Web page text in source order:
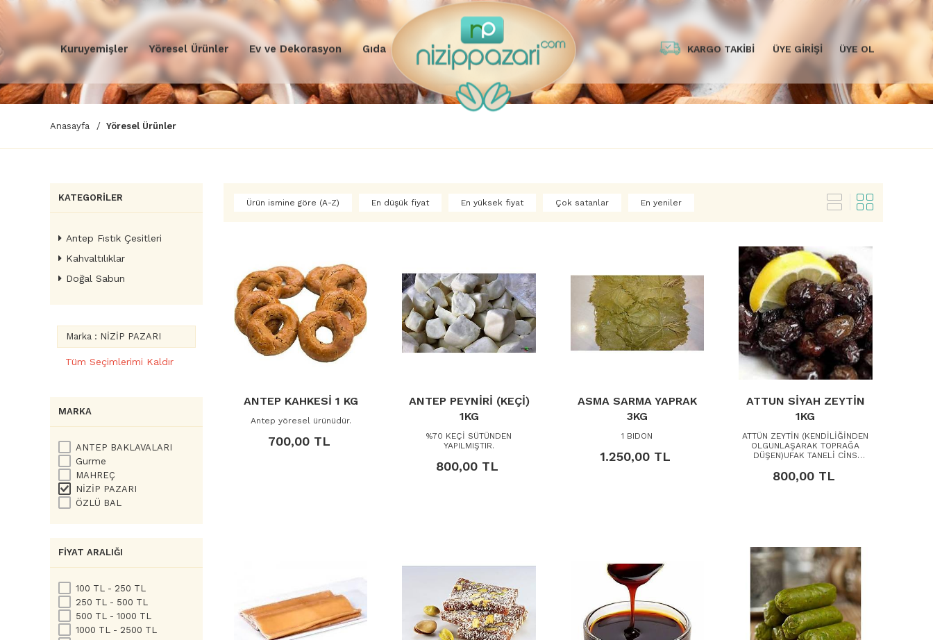
Kuruyemişler Yöresel Ürünler Ev ve Dekorasyon Gıda KARGO TAKİBİ ÜYE GİRİŞİ ÜYE OL
Anasayfa Yöresel Ürünler
KATEGORILER
Antep Fıstık Çesitleri
Kahvaltılıklar
Doğal Sabun
Marka : NİZİP PAZARI
Tüm Seçimlerimi Kaldır
MARKA
ANTEP BAKLAVALARI
Gurme
MAHREÇ
NİZİP PAZARI
ÖZLÜ BAL
FIYAT ARALIĞI
100 TL - 250 TL
250 TL - 500 TL
500 TL - 1000 TL
1000 TL - 2500 TL
Ürün ismine göre (A-Z) En düşük fiyat En yüksek fiyat Çok satanlar En yeniler
ANTEP KAHKESİ 1 KG
Antep yöresel ürünüdür.
700,00 TL
ANTEP PEYNİRİ (KEÇİ)
1KG
%70 KEÇİ SÜTÜNDEN
YAPILMIŞTIR.
800,00 TL
ASMA SARMA YAPRAK
3KG
1 BIDON
1.250,00 TL
ATTUN SİYAH ZEYTİN
1KG
ATTÜN ZEYTİN (KENDİLİĞİNDEN
OLGUNLAŞARAK TOPRAĞA
DÜŞEN)UFAK TANELİ CİNS
800,00 TL